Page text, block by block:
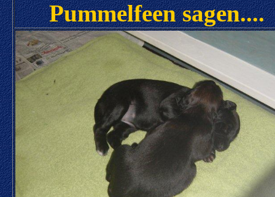
Pummelfeen sagen....